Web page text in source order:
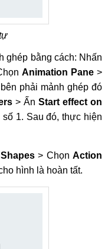
ghép bằng cách: Nhấn
Animation Pane>
bên phải mảnh ghép đó
> Ấn Start effect on
1. Sau đó, thực hiện
Shapes> ChọnAction
hình là hoàn tất.